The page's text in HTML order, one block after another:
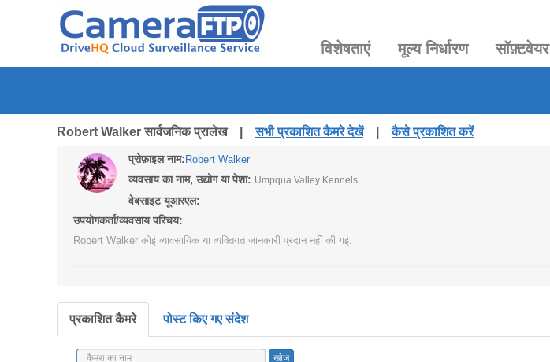
विशेषताएं मूल्य निर्धारण सॉफ़्टवेयर
Robert Walker सार्वजनिक प्रालेख |सभी प्रकाशित कैमरे देखें|कैसे प्रकाशित करें
प्रोफ़ाइल नाम: Robert Walker
व्यवसाय का नाम, उद्योग या पेशा: Umpqua Valley Kennels
वेबसाइट यूआरएल:
उपयोगकर्ता/व्यवसाय परिचय:
Robert Walker कोई व्यावसायिक या व्यक्तिगत जानकारी प्रदान नहीं की गई.
प्रकाशित कैमरे पोस्ट किए गए संदेश